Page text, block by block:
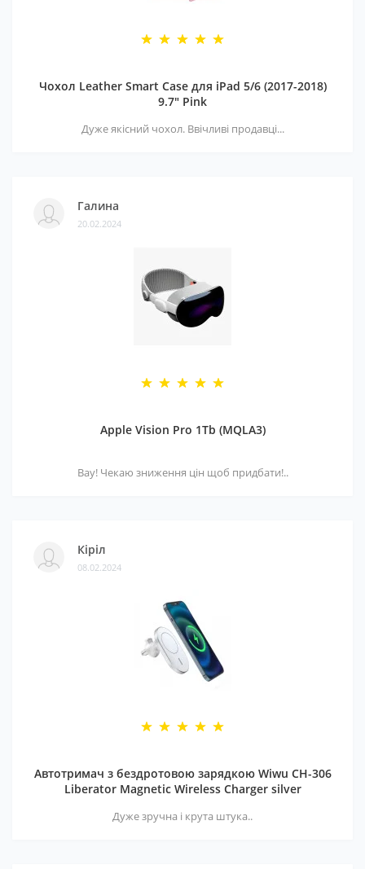
Чохол Leather Smart Case для iPad 5/6 (2017-2018)
9.7" Pink
Дуже якісний чохол. Ввічливі продавці...
Галина
20.02.2024
Apple Vision Pro 1Tb (MQLA3)
Вау! Чекаю зниження цін щоб придбати!..
Кіріл
08.02.2024
Автотримач з бездротовою зарядкою Wiwu CH-306
Liberator Magnetic Wireless Charger silver
Дуже зручна і крута штука..